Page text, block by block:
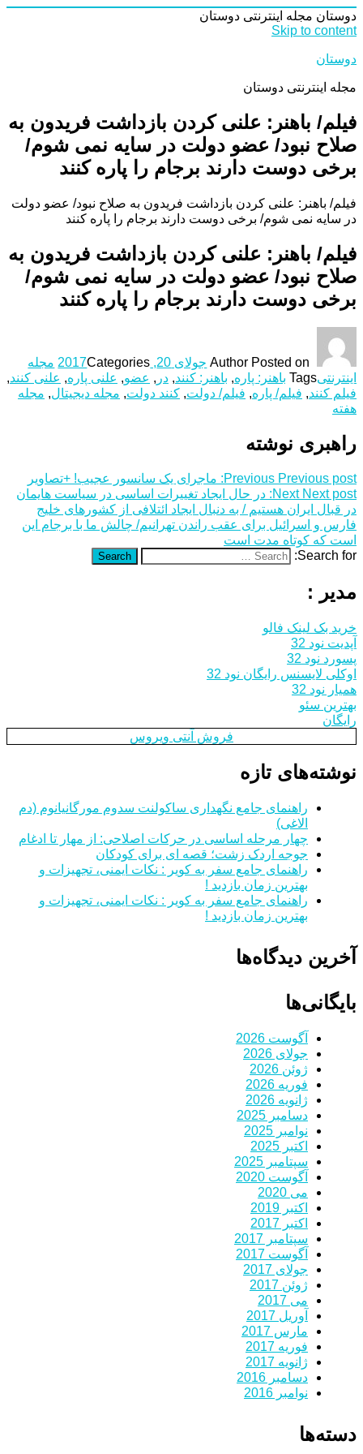
دوستان مجله اینترنتی دوستان
Skip to content
دوستان
مجله اینترنتی دوستان
فیلم/ باهنر: علنی کردن بازداشت فریدون به
صلاح نبود/ عضو دولت در سایه نمی شوم/
برخی دوست دارند برجام را پاره کنند
فیلم/ باهنر: علنی کردن بازداشت فریدون به صلاح نبود/ عضو دولت
در سایه نمی شوم/ برخی دوست دارند برجام را پاره کنند
فیلم/ باهنر: علنی کردن بازداشت فریدون به
صلاح نبود/ عضو دولت در سایه نمی شوم/
برخی دوست دارند برجام را پاره کنند
Author Posted on جولای 20, 2017 Categories
مجله
اینترنتیTags باهنر: پاره, باهنر: کنند, در , عضو, علنی پاره, علنی کنند,
فیلم کنند, فیلم/ پاره, فیلم/ دولت, کنند دولت, مجله دیجیتال, مجله
هفته
راهبری نوشته
Previous Previous post:
ماجرای یک سانسور عجیب! +تصاویر
Next Next post:
در حال ایجاد تغییرات اساسی در سیاست هایمان
در قبال ایران هستیم / به دنبال ایجاد ائتلافی از کشورهای خلیج
فارس و اسرائیل برای عقب راندن تهرانیم/ چالش ما با برجام این
است که کوتاه مدت است
Search for:
Search
مدیر :
خرید بک لینک فالو
آپدیت نود 32
پسورد نود 32
اوکلی لایسنس رایگان نود 32
همیار نود 32
بهترین سئو
رایگان
فروش آنتی ویروس
نوشته‌های تازه
راهنمای جامع نگهداری ساکولنت سدوم مورگانیانوم (دم
الاغی)
چهار مرحله اساسی در حرکات اصلاحی: از مهار تا ادغام
جوجه اردک زشت؛ قصه ای برای کودکان
راهنمای جامع سفر به کویر : نکات ایمنی، تجهیزات و
بهترین زمان بازدید !
راهنمای جامع سفر به کویر : نکات ایمنی، تجهیزات و
بهترین زمان بازدید !
آخرین دیدگاه‌ها
بایگانی‌ها
آگوست 2026
جولای 2026
ژوئن 2026
فوریه 2026
ژانویه 2026
دسامبر 2025
نوامبر 2025
اکتبر 2025
سپتامبر 2025
آگوست 2020
می 2020
اکتبر 2019
اکتبر 2017
سپتامبر 2017
آگوست 2017
جولای 2017
ژوئن 2017
می 2017
آوریل 2017
مارس 2017
فوریه 2017
ژانویه 2017
دسامبر 2016
نوامبر 2016
دسته‌ها